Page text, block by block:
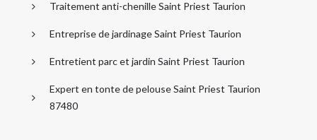
Traitement anti-chenille Saint Priest Taurion
Entreprise de jardinage Saint Priest Taurion
Entretient parc et jardin Saint Priest Taurion
Expert en tonte de pelouse Saint Priest Taurion
87480